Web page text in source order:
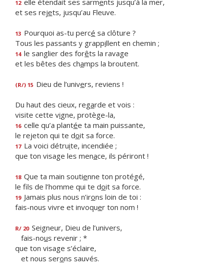
12 elle étendait ses sarments jusqu’à la mer,
et ses rejets, jusqu’au Fleuve.
13 Pourquoi as-tu percé sa clôture ?
Tous les passants y grappillent en chemin ;
14 le sanglier des forêts la ravage
et les bêtes des champs la broutent.
(R/) 15 Dieu de l’univers, reviens !
Du haut des cieux, regarde et vois :
visite cette vigne, protège-la,
16 celle qu’a plantée ta main puissante,
le rejeton qui te doit sa force.
17 La voici détruite, incendiée ;
que ton visage les menace, ils périront !
18 Que ta main soutienne ton protégé,
le fils de l’homme qui te doit sa force.
19 Jamais plus nous n’irons loin de toi :
fais-nous vivre et invoquer ton nom !
R/ 20 Seigneur, Dieu de l’univers,
fais-nous revenir ; *
que ton visage s’éclaire,
et nous serons sauvés.